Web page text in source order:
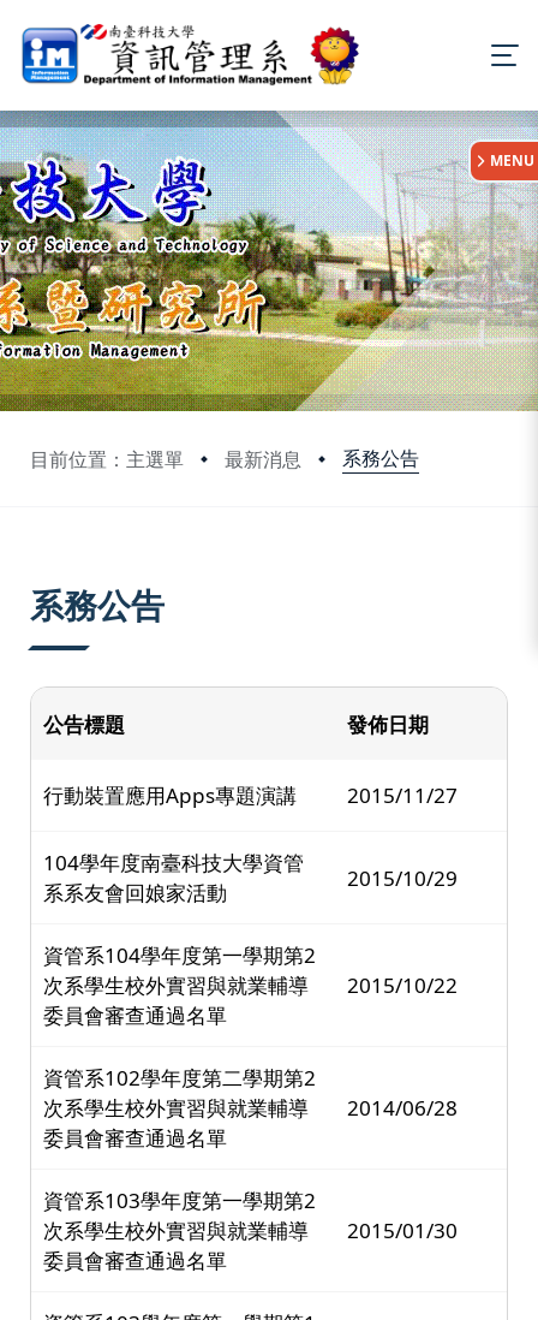
目前位置：主選單 最新消息 系務公告
:::
MENU
系務公告
公告標題 發佈日期
行動裝置應用Apps專題演講 2015/11/27
104學年度南臺科技大學資管
系系友會回娘家活動
2015/10/29
資管系104學年度第一學期第2
次系學生校外實習與就業輔導
委員會審查通過名單
2015/10/22
資管系102學年度第二學期第2
次系學生校外實習與就業輔導
委員會審查通過名單
2014/06/28
資管系103學年度第一學期第2
次系學生校外實習與就業輔導
委員會審查通過名單
2015/01/30